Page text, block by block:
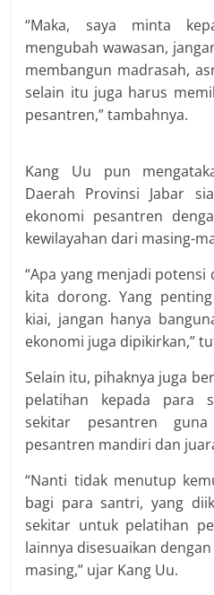
“Maka, saya minta
mengubah wawasan,
membangun madrasah,
selain itu juga harus
pesantren,” tambahnya.
Kang Uu pun
Daerah Provinsi Jabar
ekonomi pesantren
kewilayahan dari masing-
“Apa yang menjadi
kita dorong. Yang
kiai, jangan hanya
ekonomi juga dipikirkan,”
Selain itu, pihaknya juga
pelatihan kepada para
sekitar pesantren
pesantren mandiri dan
“Nanti tidak menutup
bagi para santri, yang
sekitar untuk pelatihan
lainnya disesuaikan
masing,” ujar Kang Uu.